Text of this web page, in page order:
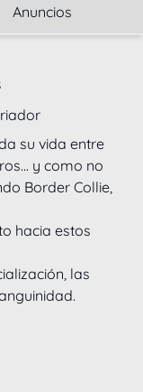
Anuncios
su vida entre
y como no
Border Collie,
hacia estos
las